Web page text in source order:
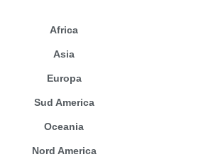
Africa
Asia
Europa
Sud America
Oceania
Nord America